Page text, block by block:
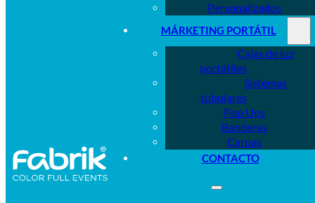
Personalizados
MÁRKETING PORTÁTIL
Cajas de luz
portátiles
Sistemas
tubulares
Pop Ups
Banderas
Carpas
CONTACTO